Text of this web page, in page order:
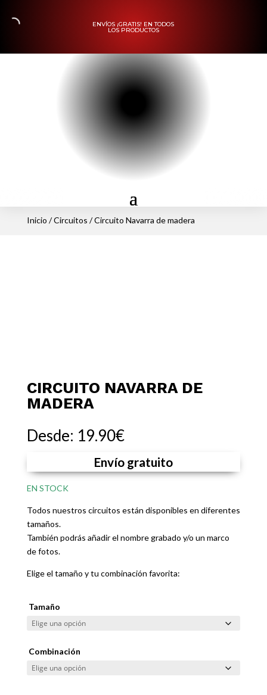
ENVÍOS ¡GRATIS! EN TODOS
LOS PRODUCTOS
Inicio /Circuitos / Circuito Navarra de madera
CIRCUITO NAVARRA DE
MADERA
Desde: 19.90€
Envío gratuito
EN STOCK
Todos nuestros circuitos están disponibles en diferentes
tamaños.
También podrás añadir el nombre grabado y/o un marco
de fotos.
Elige el tamaño y tu combinación favorita:
Tamaño
Combinación